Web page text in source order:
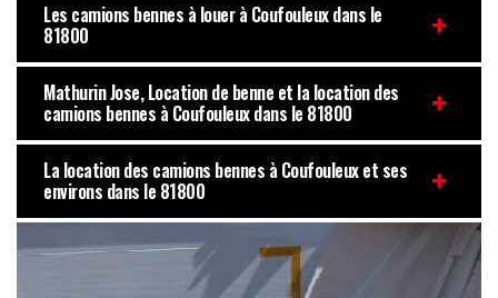
Les camions bennes à louer à Coufouleux dans le
81800
Mathurin Jose, Location de benne et la location des
camions bennes à Coufouleux dans le 81800
La location des camions bennes à Coufouleux et ses
environs dans le 81800